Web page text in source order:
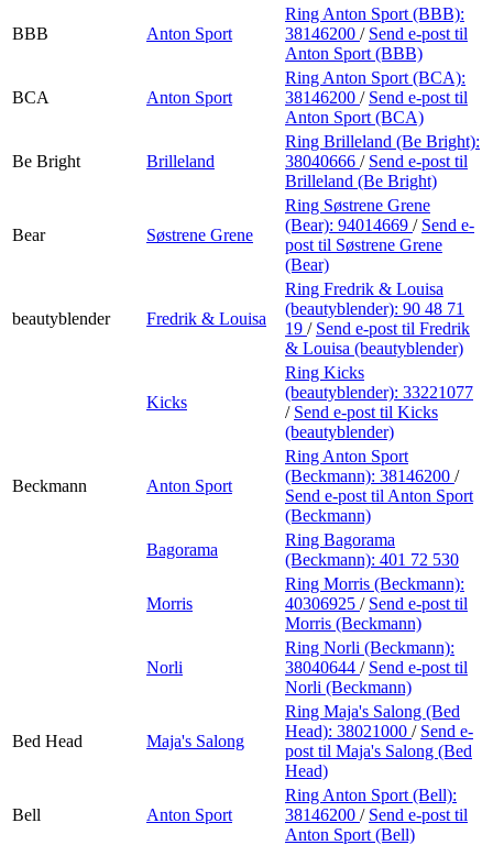
BBB Anton Sport
Ring Anton Sport (BBB):
38146200 / Send e-post til
Anton Sport (BBB)
BCA Anton Sport
Ring Anton Sport (BCA):
38146200 / Send e-post til
Anton Sport (BCA)
Be Bright Brilleland
Ring Brilleland (Be Bright):
38040666 / Send e-post til
Brilleland (Be Bright)
Bear Søstrene Grene
Ring Søstrene Grene
(Bear): 94014669 / Send e-
post til Søstrene Grene
(Bear)
beautyblender Fredrik & Louisa
Ring Fredrik & Louisa
(beautyblender): 90 48 71
19 / Send e-post til Fredrik
& Louisa (beautyblender)
Kicks
Ring Kicks
(beautyblender): 33221077
/ Send e-post til Kicks
(beautyblender)
Beckmann Anton Sport
Ring Anton Sport
(Beckmann): 38146200 /
Send e-post til Anton Sport
(Beckmann)
Bagorama
Ring Bagorama
(Beckmann): 401 72 530
Morris
Ring Morris (Beckmann):
40306925 / Send e-post til
Morris (Beckmann)
Norli
Ring Norli (Beckmann):
38040644 / Send e-post til
Norli (Beckmann)
Bed Head Maja's Salong
Ring Maja's Salong (Bed
Head): 38021000 / Send e-
post til Maja's Salong (Bed
Head)
Bell Anton Sport
Ring Anton Sport (Bell):
38146200 / Send e-post til
Anton Sport (Bell)